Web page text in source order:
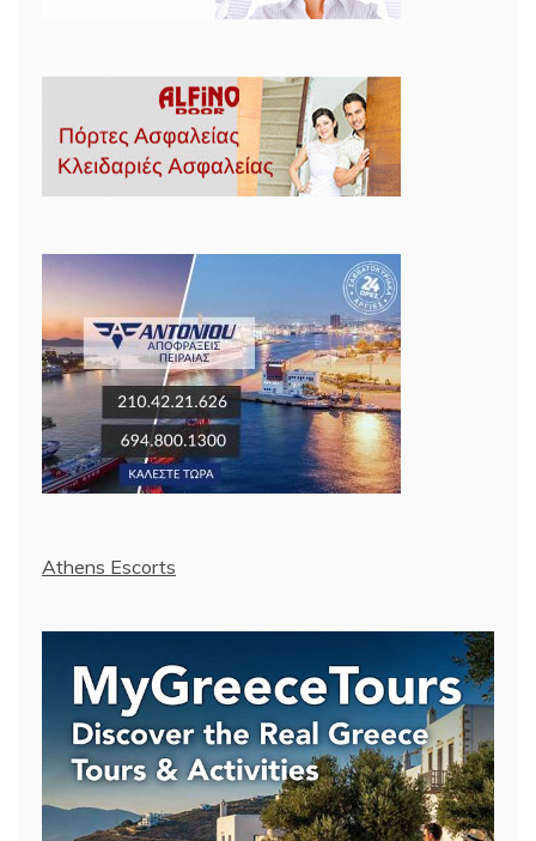
Athens Escorts